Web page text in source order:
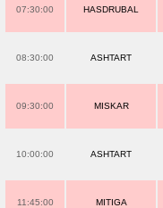
07:30:00 HASDRUBAL
08:30:00 ASHTART
09:30:00 MISKAR
10:00:00 ASHTART
11:45:00 MITIGA